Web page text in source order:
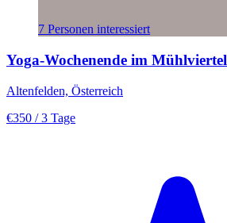
7 Personen interessiert
Yoga-Wochenende im Mühlviertel
Altenfelden, Österreich
€350 / 3 Tage